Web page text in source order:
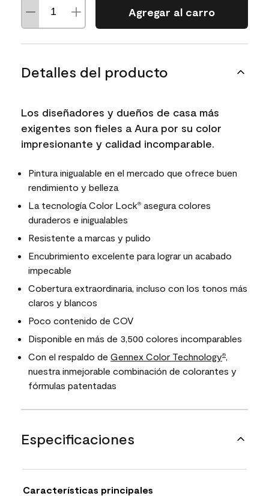
Agregar al carro
Detalles del producto
Los diseñadores y dueños de casa más
exigentes son fieles a Aura por su color
impresionante y calidad incomparable.
Pintura inigualable en el mercado que ofrece buen
rendimiento y belleza
La tecnología Color Lock® asegura colores
duraderos e inigualables
Resistente a marcas y pulido
Encubrimiento excelente para lograr un acabado
impecable
Cobertura extraordinaria, incluso con los tonos más
claros y blancos
Poco contenido de COV
Disponible en más de 3,500 colores incomparables
Con el respaldo de Gennex Color Technology®,
nuestra inmejorable combinación de colorantes y
fórmulas patentadas
Especificaciones
Características principales